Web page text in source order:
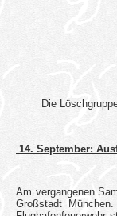
Die
14. September:
Am vergangenen
Großstadt